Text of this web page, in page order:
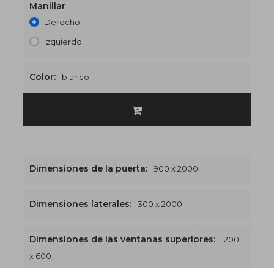
Manillar
Derecho
Izquierdo
Color: blanco
Dimensiones de la puerta: 900 x 2000
Dimensiones laterales: 300 x 2000
Dimensiones de las ventanas superiores:
1200
x 600